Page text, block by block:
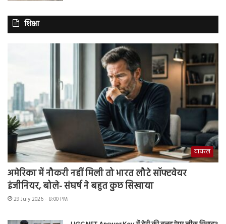
शिक्षा
वायरल
अमेरिका में नौकरी नहीं मिली तो भारत लौटे सॉफ्टवेयर
इंजीनियर, बोले- संघर्ष ने बहुत कुछ सिखाया
29 July 2026 - 8:00 PM